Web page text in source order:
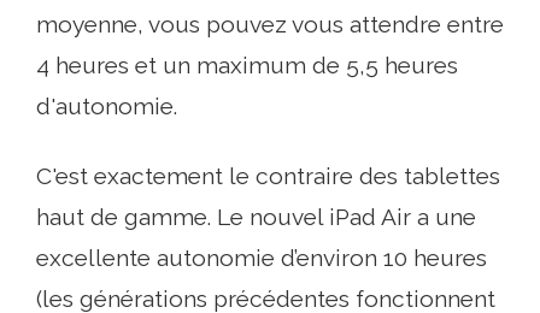
moyenne, vous pouvez vous attendre entre
4 heures et un maximum de 5,5 heures
d'autonomie.
C'est exactement le contraire des tablettes
haut de gamme. Le nouvel iPad Air a une
excellente autonomie d’environ 10 heures
(les générations précédentes fonctionnent